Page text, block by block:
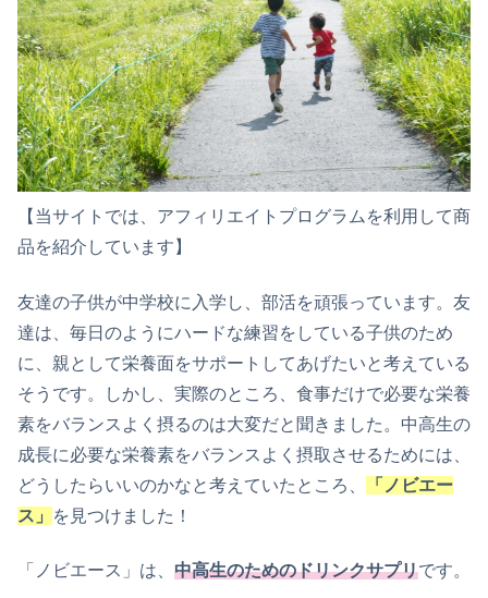
【当サイトでは、アフィリエイトプログラムを利用して商
品を紹介しています】
友達の子供が中学校に入学し、部活を頑張っています。友
達は、毎日のようにハードな練習をしている子供のため
に、親として栄養面をサポートしてあげたいと考えている
そうです。しかし、実際のところ、食事だけで必要な栄養
素をバランスよく摂るのは大変だと聞きました。中高生の
成長に必要な栄養素をバランスよく摂取させるためには、
どうしたらいいのかなと考えていたところ、
「ノビエー
ス」
を見つけました！
「ノビエース」は、 中高生のためのドリンクサプリです。